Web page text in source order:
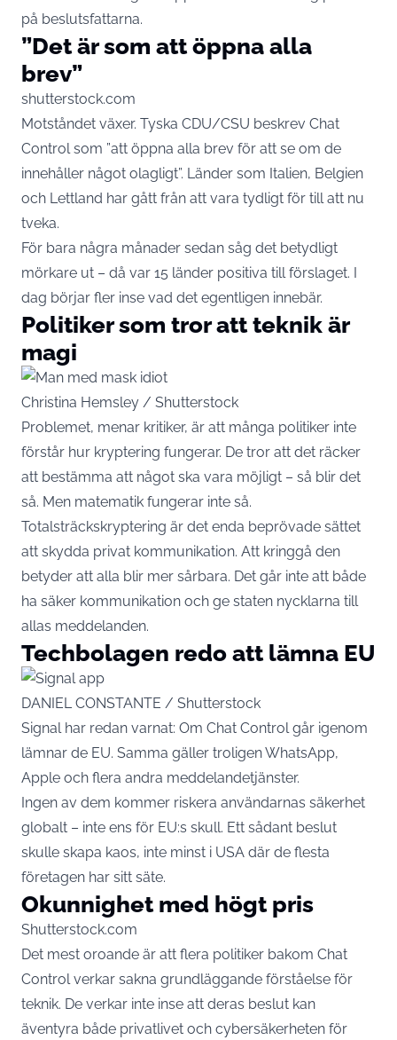
på beslutsfattarna.
”Det är som att öppna alla
brev”
shutterstock.com
Motståndet växer. Tyska CDU/CSU beskrev Chat
Control som ”att öppna alla brev för att se om de
innehåller något olagligt”. Länder som Italien, Belgien
och Lettland har gått från att vara tydligt för till att nu
tveka.
För bara några månader sedan såg det betydligt
mörkare ut – då var 15 länder positiva till förslaget. I
dag börjar fler inse vad det egentligen innebär.
Politiker som tror att teknik är
magi
Christina Hemsley / Shutterstock
Problemet, menar kritiker, är att många politiker inte
förstår hur kryptering fungerar. De tror att det räcker
att bestämma att något ska vara möjligt – så blir det
så. Men matematik fungerar inte så.
Totalsträckskryptering är det enda beprövade sättet
att skydda privat kommunikation. Att kringgå den
betyder att alla blir mer sårbara. Det går inte att både
ha säker kommunikation och ge staten nycklarna till
allas meddelanden.
Techbolagen redo att lämna EU
DANIEL CONSTANTE / Shutterstock
Signal har redan varnat: Om Chat Control går igenom
lämnar de EU. Samma gäller troligen WhatsApp,
Apple och flera andra meddelandetjänster.
Ingen av dem kommer riskera användarnas säkerhet
globalt – inte ens för EU:s skull. Ett sådant beslut
skulle skapa kaos, inte minst i USA där de flesta
företagen har sitt säte.
Okunnighet med högt pris
Shutterstock.com
Det mest oroande är att flera politiker bakom Chat
Control verkar sakna grundläggande förståelse för
teknik. De verkar inte inse att deras beslut kan
äventyra både privatlivet och cybersäkerheten för